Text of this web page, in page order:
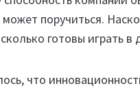
поручиться.
готовы играть в
что